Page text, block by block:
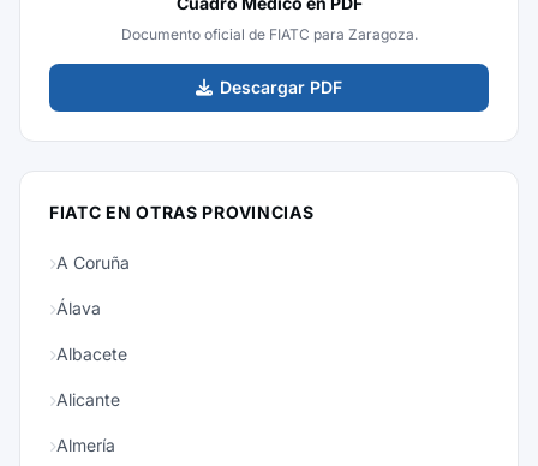
Documento oficial de FIATC para Zaragoza.
Descargar PDF
FIATC EN OTRAS PROVINCIAS
A Coruña
Álava
Albacete
Alicante
Almería